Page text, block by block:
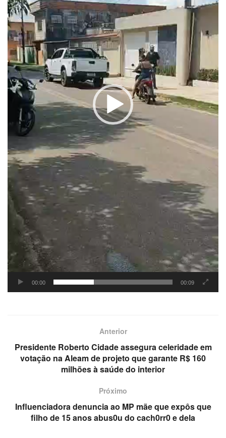
00:00 00:09
Anterior
Presidente Roberto Cidade assegura celeridade em
votação na Aleam de projeto que garante R$ 160
milhões à saúde do interior
Próximo
Influenciadora denuncia ao MP mãe que expôs que
filho de 15 anos abus0u do cach0rr0 e dela